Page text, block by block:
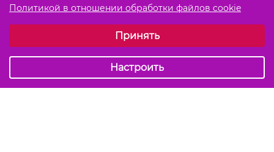
Политикой в отношении обработки файлов cookie
Обязательные (технические)Принять
Настроить